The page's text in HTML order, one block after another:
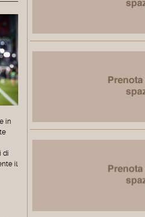
in
di
il